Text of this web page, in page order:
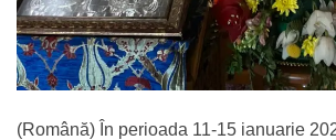
(Română) În perioada 11-15 ianuarie